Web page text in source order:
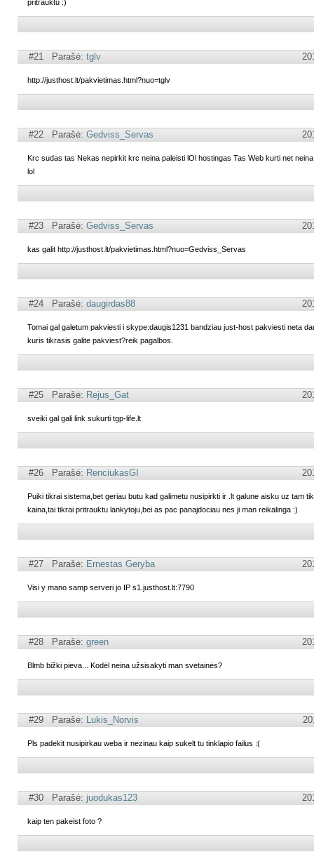
pritrauktu :)
#21 Parašė: tglv
http://justhost.lt/pakvietimas.html?nuo=tglv
#22 Parašė: Gedviss_Servas
Krc sudas tas Nekas nepirkit krc neina paleisti lOl hostingas Tas Web kurti net
lol
#23 Parašė: Gedviss_Servas
kas galit http://justhost.lt/pakvietimas.html?nuo=Gedviss_Servas
#24 Parašė: daugirdas88
Tomai gal galetum pakviesti i skype:daugis1231 bandziau just-host pakviesti neta
kuris tikrasis galite pakviest?reik pagalbos.
#25 Parašė: Rejus_Gat
sveiki gal gali link sukurti tgp-life.lt
#26 Parašė: RenciukasGI
Puiki tikrai sistema,bet geriau butu kad galimetu nusipirkti ir .lt galune aisku uz tam
kaina,tai tikrai pritrauktu lankytoju,bei as pac panajdociau nes ji man reikalinga :)
#27 Parašė: Ernestas Geryba
Visi y mano samp serveri jo IP s1.justhost.lt:7790
#28 Parašė: green
Blmb bižki pieva... Kodėl neina užsisakyti man svetainės?
#29 Parašė: Lukis_Norvis
Pls padekit nusipirkau weba ir nezinau kaip sukelt tu tinklapio failus :(
#30 Parašė: juodukas123
kaip ten pakeist foto ?